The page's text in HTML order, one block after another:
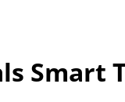
Smart